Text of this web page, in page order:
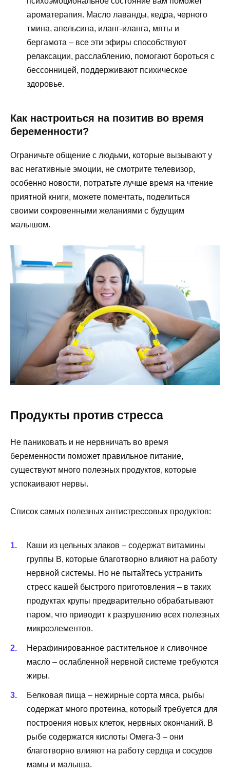
ароматерапия. Масло лаванды, кедра, черного
тмина, апельсина, иланг-иланга, мяты и
бергамота – все эти эфиры способствуют
релаксации, расслаблению, помогают бороться с
бессонницей, поддерживают психическое
здоровье.
Как настроиться на позитив во время
беременности?
Ограничьте общение с людьми, которые вызывают у
вас негативные эмоции, не смотрите телевизор,
особенно новости, потратьте лучше время на чтение
приятной книги, можете помечтать, поделиться
своими сокровенными желаниями с будущим
малышом.
Продукты против стресса
Не паниковать и не нервничать во время
беременности поможет правильное питание,
существуют много полезных продуктов, которые
успокаивают нервы.
Список самых полезных антистрессовых продуктов:
Каши из цельных злаков – содержат витамины
группы B, которые благотворно влияют на работу
нервной системы. Но не пытайтесь устранить
стресс кашей быстрого приготовления – в таких
продуктах крупы предварительно обрабатывают
паром, что приводит к разрушению всех полезных
микроэлементов.
Нерафинированное растительное и сливочное
масло – ослабленной нервной системе требуются
жиры.
Белковая пища – нежирные сорта мяса, рыбы
содержат много протеина, который требуется для
построения новых клеток, нервных окончаний. В
рыбе содержатся кислоты Омега-3 – они
благотворно влияют на работу сердца и сосудов
мамы и малыша.